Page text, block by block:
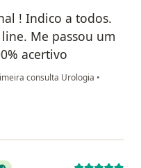
! Indico a todos.
Me passou um
acertivo
consulta Urologia •